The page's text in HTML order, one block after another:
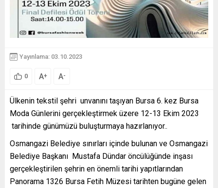
Yayınlama: 03.10.2023
0 A+ A-
Ülkenin tekstil şehri unvanını taşıyan Bursa 6. kez Bursa
Moda Günlerini gerçekleştirmek üzere 12-13 Ekim 2023
tarihinde günümüzü buluşturmaya hazırlanıyor..
Osmangazi Belediye sınırları içinde bulunan ve Osmangazi
Belediye Başkanı Mustafa Dündar öncülüğünde inşası
gerçekleştirilen şehrin en önemli tarihi yapıtlarından
Panorama 1326 Bursa Fetih Müzesi tarihten bugüne gelen